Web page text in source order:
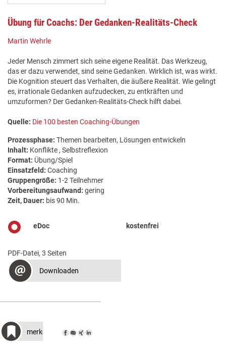
Übung für Coachs: Der Gedanken-Realitäts-Check
Martin Wehrle
Jeder Mensch zimmert sich seine eigene Realität. Das Werkzeug,
das er dazu verwendet, sind seine Gedanken. Wirklich ist, was wirkt.
Die Kognition steuert das Verhalten, die äußere Realität. Wie gelingt
es, irrationale Gedanken aufzudecken, zu entkräften und
umzuformen? Der Gedanken-Realitäts-Check hilft dabei.
Quelle: Die 100 besten Coaching-Übungen
Prozessphase: Themen bearbeiten, Lösungen entwickeln
Inhalt: Konflikte , Selbstreflexion
Format: Übung/Spiel
Einsatzfeld: Coaching
Gruppengröße: 1-2 Teilnehmer
Vorbereitungsaufwand: gering
Zeit, Dauer: bis 90 Min.
eDoc kostenfrei
PDF-Datei, 3 Seiten
Downloaden
merken